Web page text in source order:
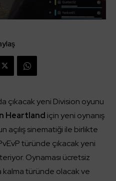
çıkacak yeni Division oyunu
Heartland için yeni oynanış
açılış sinematiği ile birlikte
türünde çıkacak yeni
Oynaması ücretsiz
kalma türünde olacak ve